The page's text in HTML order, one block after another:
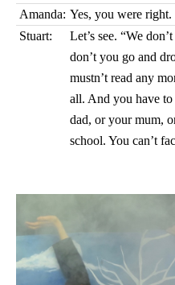
Amanda: Yes, you were right.
Stuart:
Let’s see. “We
don’t you go and
mustn’t read any
all. And you have
dad, or your mum,
school. You can’t